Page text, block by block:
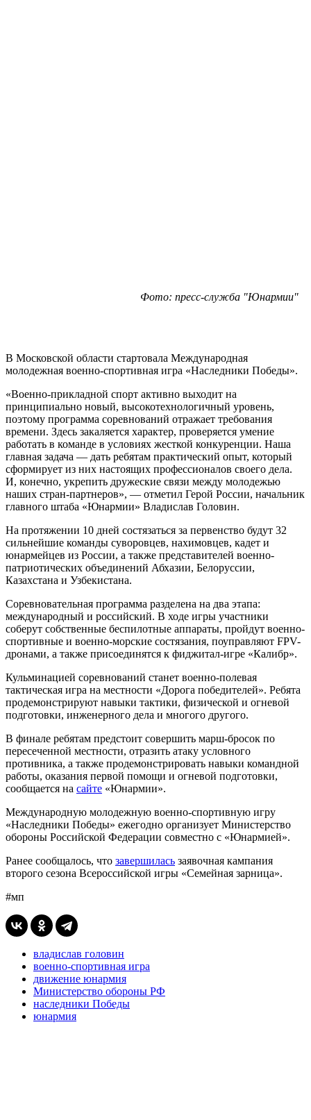
Фото: пресс-служба "Юнармии"
В Московской области стартовала Международная
молодежная военно-спортивная игра «Наследники Победы».
«Военно-прикладной спорт активно выходит на
принципиально новый, высокотехнологичный уровень,
поэтому программа соревнований отражает требования
времени. Здесь закаляется характер, проверяется умение
работать в команде в условиях жесткой конкуренции. Наша
главная задача — дать ребятам практический опыт, который
сформирует из них настоящих профессионалов своего дела.
И, конечно, укрепить дружеские связи между молодежью
наших стран-партнеров», ― отметил Герой России, начальник
главного штаба «Юнармии» Владислав Головин.
На протяжении 10 дней состязаться за первенство будут 32
сильнейшие команды суворовцев, нахимовцев, кадет и
юнармейцев из России, а также представителей военно-
патриотических объединений Абхазии, Белоруссии,
Казахстана и Узбекистана.
Соревновательная программа разделена на два этапа:
международный и российский. В ходе игры участники
соберут собственные беспилотные аппараты, пройдут военно-
спортивные и военно-морские состязания, поуправляют FPV-
дронами, а также присоединятся к фиджитал-игре «Калибр».
Кульминацией соревнований станет военно-полевая
тактическая игра на местности «Дорога победителей». Ребята
продемонстрируют навыки тактики, физической и огневой
подготовки, инженерного дела и многого другого.
В финале ребятам предстоит совершить марш-бросок по
пересеченной местности, отразить атаку условного
противника, а также продемонстрировать навыки командной
работы, оказания первой помощи и огневой подготовки,
сообщается на сайте «Юнармии».
Международную молодежную военно-спортивную игру
«Наследники Победы» ежегодно организует Министерство
обороны Российской Федерации совместно с «Юнармией».
Ранее сообщалось, что завершилась заявочная кампания
второго сезона Всероссийской игры «Семейная зарница».
#мп
владислав головин
военно-спортивная игра
движение юнармия
Министерство обороны РФ
наследники Победы
юнармия